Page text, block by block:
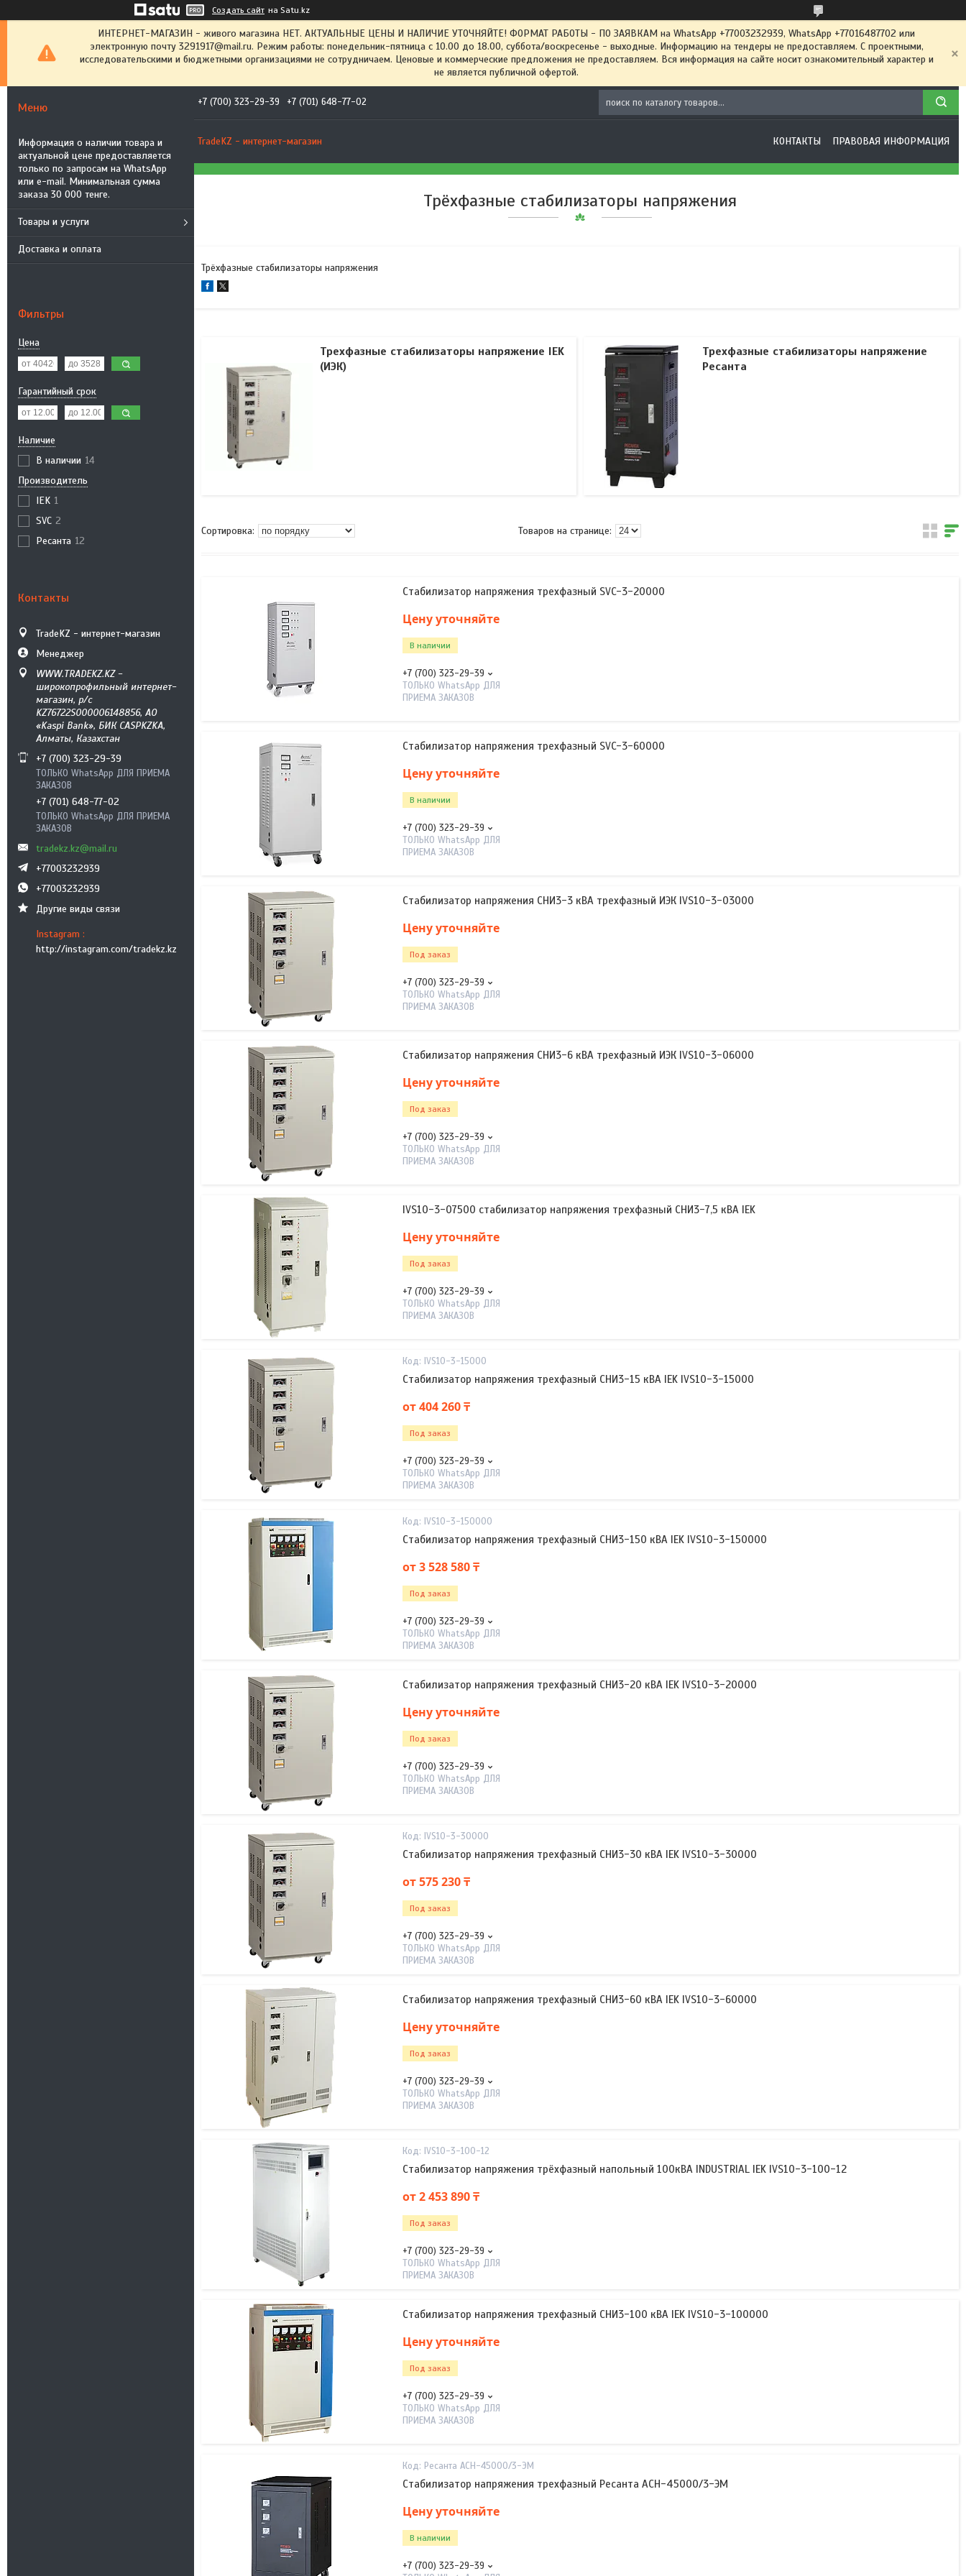
Создать сайт на Satu.kz
ИНТЕРНЕТ-МАГАЗИН - живого магазина НЕТ. АКТУАЛЬНЫЕ ЦЕНЫ И НАЛИЧИЕ УТОЧНЯЙТЕ! ФОРМАТ РАБОТЫ - ПО ЗАЯВКАМ на WhatsApp +77003232939, WhatsApp +77016487702 или
электронную почту 3291917@mail.ru. Режим работы: понедельник-пятница с 10.00 до 18.00, суббота/воскресенье - выходные. Информацию на тендеры не предоставляем. С проектными,
исследовательскими и бюджетными организациями не сотрудничаем. Ценовые и коммерческие предложения не предоставляем. Вся информация на сайте носит ознакомительный характер и
не является публичной офертой.
Информация о наличии товара и
актуальной цене предоставляется
только по запросам на WhatsApp
или e-mail. Минимальная сумма
заказа 30 000 тенге.
Товары и услуги
Доставка и оплата
Фильтры
Цена
Гарантийный срок
Наличие
В наличии 14
Производитель
IEK 1
SVC 2
Ресанта 12
Контакты
TradeKZ - интернет-магазин
Менеджер
WWW.TRADEKZ.KZ -
широкопрофильный интернет-
магазин, р/с
KZ76722S000006148856, АО
«Kaspi Bank», БИК CASPKZKA,
Алматы, Казахстан
+7 (700) 323-29-39
ТОЛЬКО WhatsApp ДЛЯ ПРИЕМА
ЗАКАЗОВ
+7 (701) 648-77-02
ТОЛЬКО WhatsApp ДЛЯ ПРИЕМА
ЗАКАЗОВ
tradekz.kz@mail.ru
+77003232939
+77003232939
Другие виды связи
Instagram
http://instagram.com/tradekz.kz
+7 (700) 323-29-39 +7 (701) 648-77-02
TradeKZ - интернет-магазин КОНТАКТЫ ПРАВОВАЯ ИНФОРМАЦИЯ
Трёхфазные стабилизаторы напряжения
Трёхфазные стабилизаторы напряжения
Трехфазные стабилизаторы напряжение IEK
(ИЭК)
Трехфазные стабилизаторы напряжение
Ресанта
Стабилизатор напряжения трехфазный SVC-3-20000
Цену уточняйте
В наличии
+7 (700) 323-29-39
ТОЛЬКО WhatsApp ДЛЯ
ПРИЕМА ЗАКАЗОВ
Стабилизатор напряжения трехфазный SVC-3-60000
Цену уточняйте
В наличии
+7 (700) 323-29-39
ТОЛЬКО WhatsApp ДЛЯ
ПРИЕМА ЗАКАЗОВ
Стабилизатор напряжения СНИ3-3 кВА трехфазный ИЭК IVS10-3-03000
Цену уточняйте
Под заказ
+7 (700) 323-29-39
ТОЛЬКО WhatsApp ДЛЯ
ПРИЕМА ЗАКАЗОВ
Стабилизатор напряжения СНИ3-6 кВА трехфазный ИЭК IVS10-3-06000
Цену уточняйте
Под заказ
+7 (700) 323-29-39
ТОЛЬКО WhatsApp ДЛЯ
ПРИЕМА ЗАКАЗОВ
IVS10-3-07500 стабилизатор напряжения трехфазный СНИ3-7,5 кВА IEK
Цену уточняйте
Под заказ
+7 (700) 323-29-39
ТОЛЬКО WhatsApp ДЛЯ
ПРИЕМА ЗАКАЗОВ
IVS10-3-15000
Стабилизатор напряжения трехфазный СНИ3-15 кВА IEK IVS10-3-15000
от 404 260 ₸
Под заказ
+7 (700) 323-29-39
ТОЛЬКО WhatsApp ДЛЯ
ПРИЕМА ЗАКАЗОВ
IVS10-3-150000
Стабилизатор напряжения трехфазный СНИ3-150 кВА IEK IVS10-3-150000
от 3 528 580 ₸
Под заказ
+7 (700) 323-29-39
ТОЛЬКО WhatsApp ДЛЯ
ПРИЕМА ЗАКАЗОВ
Стабилизатор напряжения трехфазный СНИ3-20 кВА IEK IVS10-3-20000
Цену уточняйте
Под заказ
+7 (700) 323-29-39
ТОЛЬКО WhatsApp ДЛЯ
ПРИЕМА ЗАКАЗОВ
IVS10-3-30000
Стабилизатор напряжения трехфазный СНИ3-30 кВА IEK IVS10-3-30000
от 575 230 ₸
Под заказ
+7 (700) 323-29-39
ТОЛЬКО WhatsApp ДЛЯ
ПРИЕМА ЗАКАЗОВ
Стабилизатор напряжения трехфазный СНИ3-60 кВА IEK IVS10-3-60000
Цену уточняйте
Под заказ
+7 (700) 323-29-39
ТОЛЬКО WhatsApp ДЛЯ
ПРИЕМА ЗАКАЗОВ
IVS10-3-100-12
Стабилизатор напряжения трёхфазный напольный 100кВА INDUSTRIAL IEK IVS10-3-100-12
от 2 453 890 ₸
Под заказ
+7 (700) 323-29-39
ТОЛЬКО WhatsApp ДЛЯ
ПРИЕМА ЗАКАЗОВ
Стабилизатор напряжения трехфазный СНИ3-100 кВА IEK IVS10-3-100000
Цену уточняйте
Под заказ
+7 (700) 323-29-39
ТОЛЬКО WhatsApp ДЛЯ
ПРИЕМА ЗАКАЗОВ
Ресанта АСН-45000/3-ЭМ
Стабилизатор напряжения трехфазный Ресанта АСН-45000/3-ЭМ
Цену уточняйте
В наличии
+7 (700) 323-29-39